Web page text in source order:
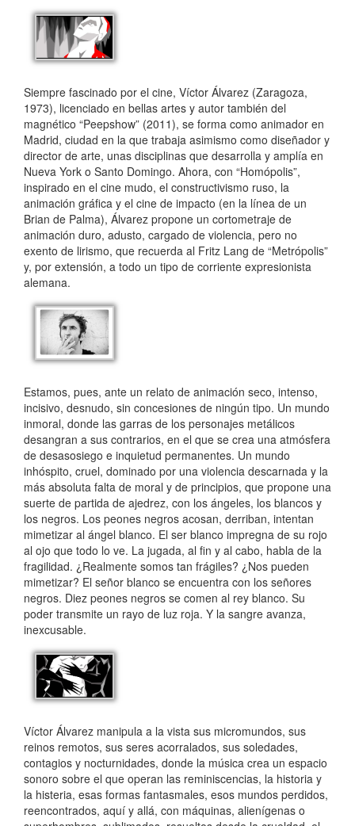
Siempre fascinado por el cine, Víctor Álvarez (Zaragoza,
1973), licenciado en bellas artes y autor también del
magnético “Peepshow” (2011), se forma como animador en
Madrid, ciudad en la que trabaja asimismo como diseñador y
director de arte, unas disciplinas que desarrolla y amplía en
Nueva York o Santo Domingo. Ahora, con “Homópolis”,
inspirado en el cine mudo, el constructivismo ruso, la
animación gráfica y el cine de impacto (en la línea de un
Brian de Palma), Álvarez propone un cortometraje de
animación duro, adusto, cargado de violencia, pero no
exento de lirismo, que recuerda al Fritz Lang de “Metrópolis”
y, por extensión, a todo un tipo de corriente expresionista
alemana.
Estamos, pues, ante un relato de animación seco, intenso,
incisivo, desnudo, sin concesiones de ningún tipo. Un mundo
inmoral, donde las garras de los personajes metálicos
desangran a sus contrarios, en el que se crea una atmósfera
de desasosiego e inquietud permanentes. Un mundo
inhóspito, cruel, dominado por una violencia descarnada y la
más absoluta falta de moral y de principios, que propone una
suerte de partida de ajedrez, con los ángeles, los blancos y
los negros. Los peones negros acosan, derriban, intentan
mimetizar al ángel blanco. El ser blanco impregna de su rojo
al ojo que todo lo ve. La jugada, al fin y al cabo, habla de la
fragilidad. ¿Realmente somos tan frágiles? ¿Nos pueden
mimetizar? El señor blanco se encuentra con los señores
negros. Diez peones negros se comen al rey blanco. Su
poder transmite un rayo de luz roja. Y la sangre avanza,
inexcusable.
Víctor Álvarez manipula a la vista sus micromundos, sus
reinos remotos, sus seres acorralados, sus soledades,
contagios y nocturnidades, donde la música crea un espacio
sonoro sobre el que operan las reminiscencias, la historia y
la histeria, esas formas fantasmales, esos mundos perdidos,
reencontrados, aquí y allá, con máquinas, alienígenas o